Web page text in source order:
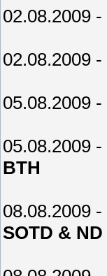
02.08.2009 -
02.08.2009 -
05.08.2009 -
05.08.2009 -
BTH
08.08.2009 -
SOTD & ND